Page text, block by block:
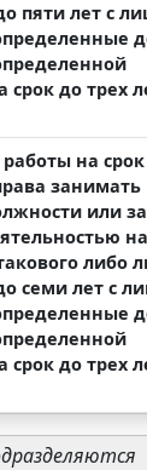
пяти лет с
срок до трех
на
занимать
или
либо
семи лет с
срок до трех